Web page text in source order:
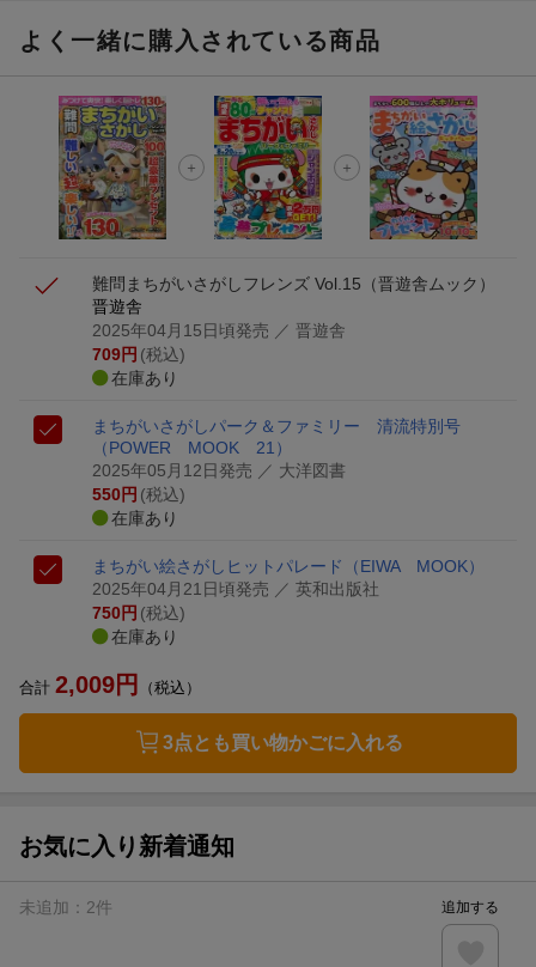
ト山分け
エントリー＆3,000円以上購入で無料データSIM（3GB/月プ
ラン）が当たる！
楽天モバイル紹介キャンペーンの拡散で300円OFFクーポン
進呈
よく一緒に購入されている商品
難問まちがいさがしフレンズ Vol.15 （晋遊舎ムック）
晋遊舎
2025年04月15日頃発売 ／ 晋遊舎
709円 (税込)
在庫あり
まちがいさがしパーク＆ファミリー 清流特別号
（POWER MOOK 21）
2025年05月12日発売 ／ 大洋図書
550円 (税込)
在庫あり
まちがい絵さがしヒットパレード
（EIWA MOOK）
2025年04月21日頃発売 ／ 英和出版社
750円 (税込)
在庫あり
合計 2,009円 （税込）
3点とも買い物かごに入れる
お気に入り新着通知
未追加： 2件 追加する